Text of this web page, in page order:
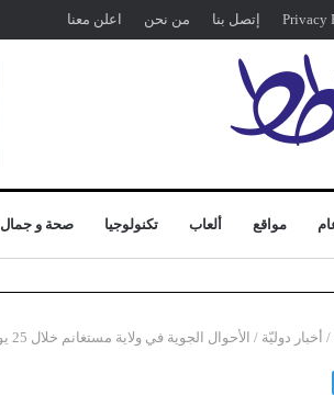
Privacy إتصل بنا من نحن اعلن معنا
مواقع ألعاب تكنولوجيا صحة و جمال
/ أخبار دوليّة / الأحوال الجوية في ولاية مستغانم خلال 25 يوما